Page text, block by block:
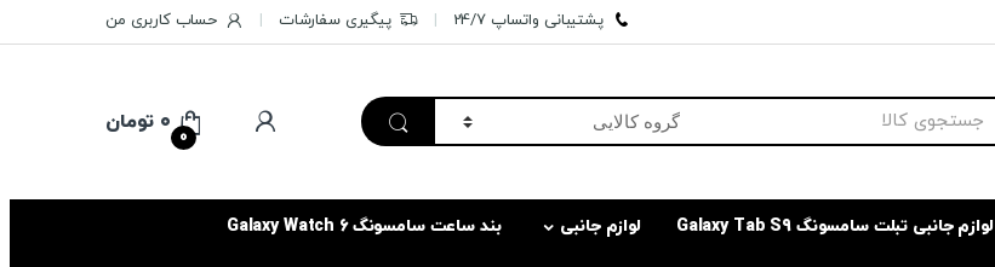
پشتیبانی واتساپ 24/7 پیگیری سفارشات حساب کاربری من
0
۰ تومان
لوازم جانبی تبلت سامسونگ Galaxy Tab S9 لوازم جانبی بند ساعت سامسونگ Galaxy Watch 6